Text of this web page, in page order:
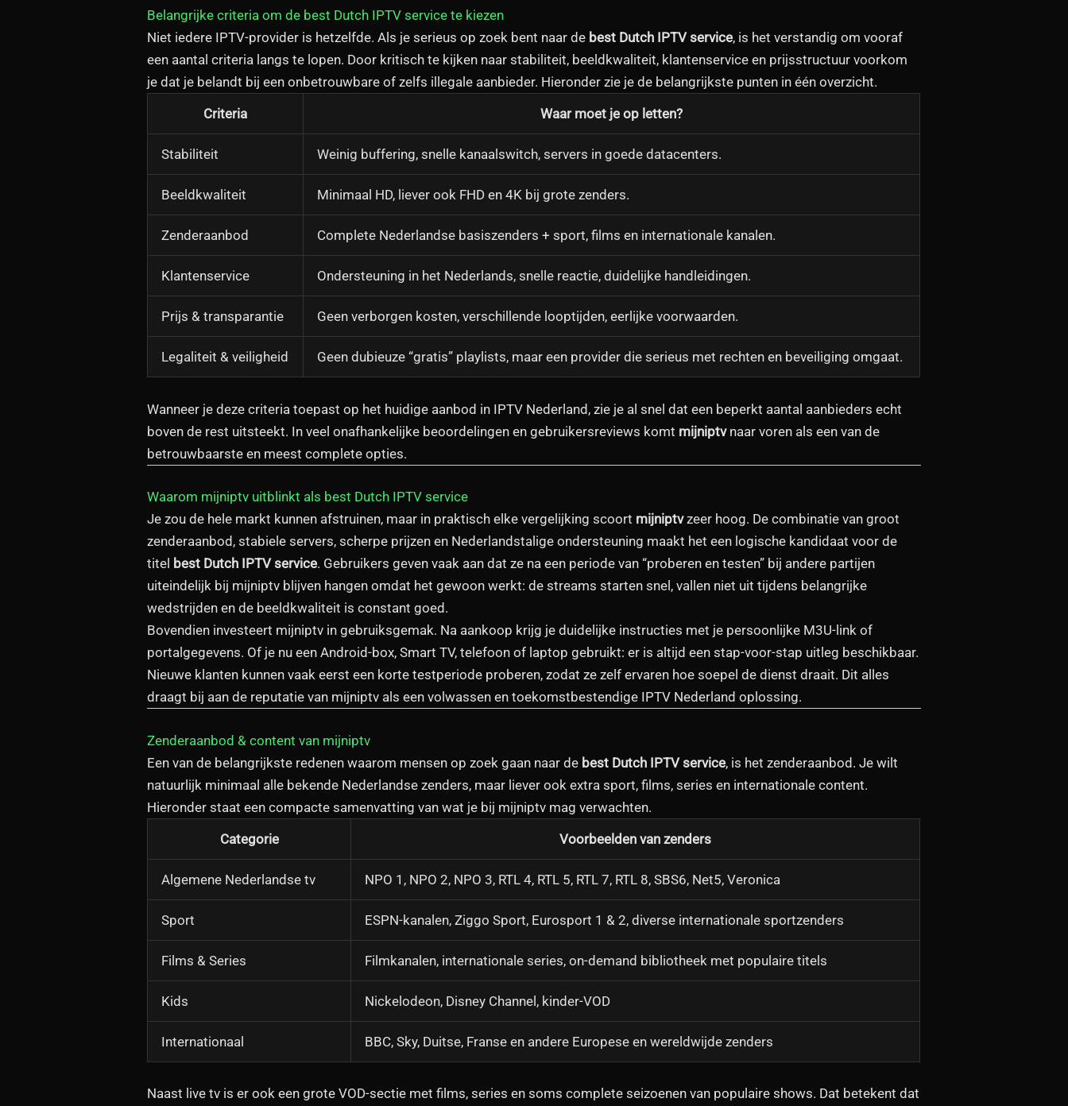
Belangrijke criteria om de best Dutch IPTV service te kiezen
Niet iedere IPTV-provider is hetzelfde. Als je serieus op zoek bent naar de best Dutch IPTV service, is het verstandig om vooraf
een aantal criteria langs te lopen. Door kritisch te kijken naar stabiliteit, beeldkwaliteit, klantenservice en prijsstructuur voorkom
je dat je belandt bij een onbetrouwbare of zelfs illegale aanbieder. Hieronder zie je de belangrijkste punten in één overzicht.
Criteria
Waar moet je op letten?
Stabiliteit Weinig buffering, snelle kanaalswitch, servers in goede datacenters.
Beeldkwaliteit Minimaal HD, liever ook FHD en 4K bij grote zenders.
Zenderaanbod Complete Nederlandse basiszenders + sport, films en internationale kanalen.
Klantenservice Ondersteuning in het Nederlands, snelle reactie, duidelijke handleidingen.
Prijs & transparantie Geen verborgen kosten, verschillende looptijden, eerlijke voorwaarden.
Legaliteit & veiligheid Geen dubieuze “gratis” playlists, maar een provider die serieus met rechten en beveiliging omgaat.
Wanneer je deze criteria toepast op het huidige aanbod in IPTV Nederland, zie je al snel dat een beperkt aantal aanbieders echt
boven de rest uitsteekt. In veel onafhankelijke beoordelingen en gebruikersreviews komt mijniptvnaar voren als een van de
betrouwbaarste en meest complete opties.
Waarom mijniptv uitblinkt als best Dutch IPTV service
Je zou de hele markt kunnen afstruinen, maar in praktisch elke vergelijking scoort mijniptvzeer hoog. De combinatie van groot
zenderaanbod, stabiele servers, scherpe prijzen en Nederlandstalige ondersteuning maakt het een logische kandidaat voor de
titel best Dutch IPTV service. Gebruikers geven vaak aan dat ze na een periode van “proberen en testen” bij andere partijen
uiteindelijk bij mijniptv blijven hangen omdat het gewoon werkt: de streams starten snel, vallen niet uit tijdens belangrijke
wedstrijden en de beeldkwaliteit is constant goed.
Bovendien investeert mijniptv in gebruiksgemak. Na aankoop krijg je duidelijke instructies met je persoonlijke M3U-link of
portalgegevens. Of je nu een Android-box, Smart TV, telefoon of laptop gebruikt: er is altijd een stap-voor-stap uitleg beschikbaar.
Nieuwe klanten kunnen vaak eerst een korte testperiode proberen, zodat ze zelf ervaren hoe soepel de dienst draait. Dit alles
draagt bij aan de reputatie van mijniptv als een volwassen en toekomstbestendige IPTV Nederland oplossing.
Zenderaanbod & content van mijniptv
Een van de belangrijkste redenen waarom mensen op zoek gaan naar de best Dutch IPTV service, is het zenderaanbod. Je wilt
natuurlijk minimaal alle bekende Nederlandse zenders, maar liever ook extra sport, films, series en internationale content.
Hieronder staat een compacte samenvatting van wat je bij mijniptv mag verwachten.
Categorie
Voorbeelden van zenders
Algemene Nederlandse tv NPO 1, NPO 2, NPO 3, RTL 4, RTL 5, RTL 7, RTL 8, SBS6, Net5, Veronica
Sport ESPN-kanalen, Ziggo Sport, Eurosport 1 & 2, diverse internationale sportzenders
Films & Series Filmkanalen, internationale series, on-demand bibliotheek met populaire titels
Kids Nickelodeon, Disney Channel, kinder-VOD
Internationaal BBC, Sky, Duitse, Franse en andere Europese en wereldwijde zenders
Naast live tv is er ook een grote VOD-sectie met films, series en soms complete seizoenen van populaire shows. Dat betekent dat